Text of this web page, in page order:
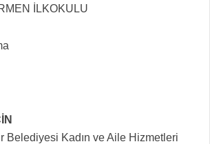
İLKOKULU
Belediyesi Kadın ve Aile Hizmetleri